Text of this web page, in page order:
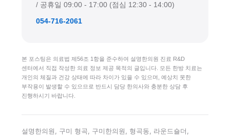
/ 공휴일 09:00 - 17:00 (점심 12:30 - 14:00)
054-716-2061
본 포스팅은 의료법 제56조 1항을 준수하여 설명한의원 진료 R&D
센터에서 직접 작성한 의료 정보 제공 목적의 글입니다. 모든 한방 치료는
개인의 체질과 건강 상태에 따라 차이가 있을 수 있으며, 예상치 못한
부작용이 발생할 수 있으므로 반드시 담당 한의사와 충분한 상담 후
진행하시기 바랍니다.
설명한의원, 구미 형곡, 구미한의원, 형곡동, 라운드숄더,